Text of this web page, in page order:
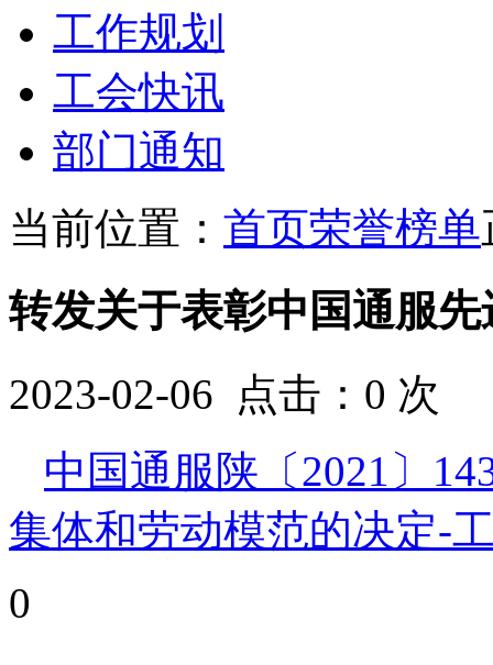
工作规划
工会快讯
部门通知
当前位置： 首页荣誉榜单
转发关于表彰中国通服
2023-02-06 点击： 0 次
中国通服陕〔2021〕
集体和劳动模范的决定-
0